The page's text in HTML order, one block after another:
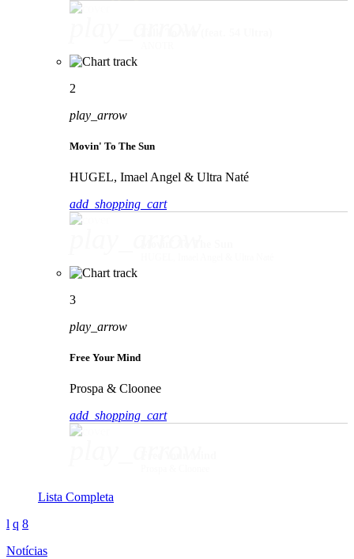
2
play_arrow
Movin' To The Sun
HUGEL, Imael Angel & Ultra Naté
add_shopping_cart
3
play_arrow
Free Your Mind
Prospa & Cloonee
add_shopping_cart
Lista Completa
Notícias